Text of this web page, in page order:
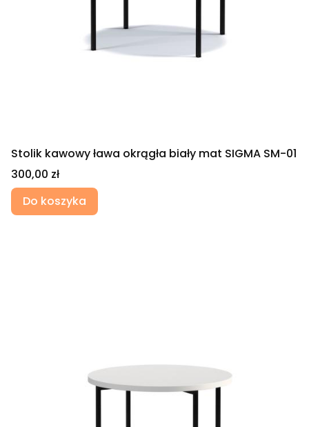
Stolik kawowy ława okrągła biały mat SIGMA SM-01
Cena
300,00 zł
Do koszyka